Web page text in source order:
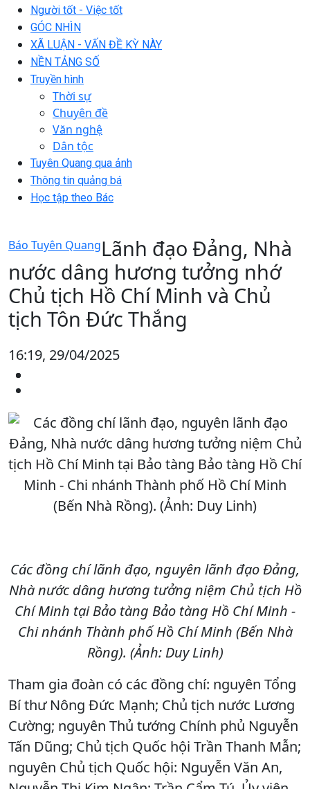
Người tốt - Việc tốt
GÓC NHÌN
XÃ LUẬN - VẤN ĐỀ KỲ NÀY
NỀN TẢNG SỐ
Truyền hình
Thời sự
Chuyên đề
Văn nghệ
Dân tộc
Tuyên Quang qua ảnh
Thông tin quảng bá
Học tập theo Bác
Báo Tuyên QuangLãnh đạo Đảng, Nhà
nước dâng hương tưởng nhớ
Chủ tịch Hồ Chí Minh và Chủ
tịch Tôn Đức Thắng
16:19, 29/04/2025
Các đồng chí lãnh đạo, nguyên lãnh đạo Đảng,
Nhà nước dâng hương tưởng niệm Chủ tịch Hồ
Chí Minh tại Bảo tàng Bảo tàng Hồ Chí Minh -
Chi nhánh Thành phố Hồ Chí Minh (Bến Nhà
Rồng). (Ảnh: Duy Linh)
Tham gia đoàn có các đồng chí: nguyên Tổng
Bí thư Nông Đức Mạnh; Chủ tịch nước Lương
Cường; nguyên Thủ tướng Chính phủ Nguyễn
Tấn Dũng; Chủ tịch Quốc hội Trần Thanh Mẫn;
nguyên Chủ tịch Quốc hội: Nguyễn Văn An,